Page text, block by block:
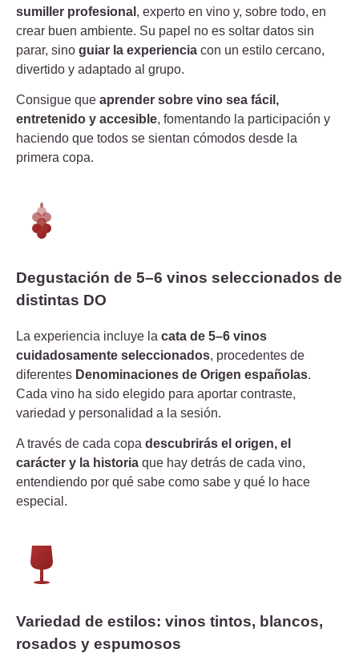
sumiller profesional , experto en vino y, sobre todo, en
crear buen ambiente. Su papel no es soltar datos sin
parar, sino guiar la experiencia con un estilo cercano,
divertido y adaptado al grupo.
Consigue que aprender sobre vino sea fácil,
entretenido y accesible, fomentando la participación y
haciendo que todos se sientan cómodos desde la
primera copa.
Degustación de 5–6 vinos seleccionados de
distintas DO
La experiencia incluye la cata de 5–6 vinos
cuidadosamente seleccionados, procedentes de
diferentes Denominaciones de Origen españolas.
Cada vino ha sido elegido para aportar contraste,
variedad y personalidad a la sesión.
A través de cada copa descubrirás el origen, el
carácter y la historia que hay detrás de cada vino,
entendiendo por qué sabe como sabe y qué lo hace
especial.
Variedad de estilos: vinos tintos, blancos,
rosados y espumosos